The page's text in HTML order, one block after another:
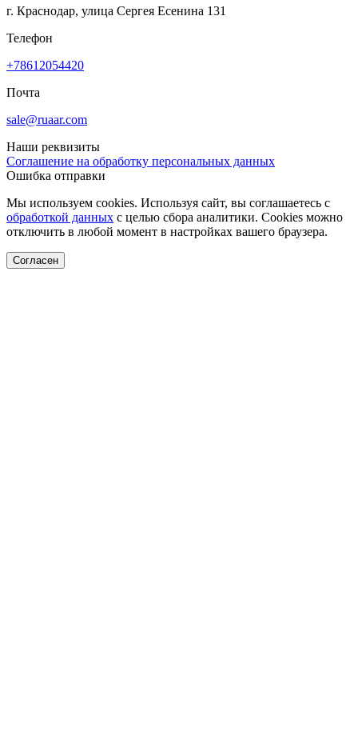
г. Краснодар, улица Сергея Есенина 131
Телефон
+78612054420
Почта
sale@ruaar.com
Наши реквизиты
Соглашение на обработку персональных данных
Ошибка отправки
Мы используем cookies. Используя сайт, вы соглашаетесь с
обработкой данных с целью сбора аналитики. Cookies можно
отключить в любой момент в настройках вашего браузера.
Согласен